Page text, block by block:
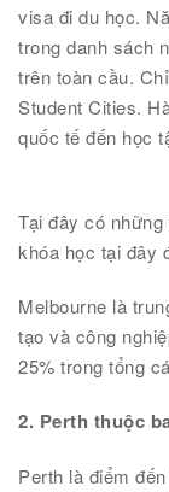
visa đi du học.
trong danh sách
trên toàn cầu.
Student Cities.
quốc tế đến học
Tại đây có
khóa học tại đây
Melbourne là
tạo và công
25% trong tổng
2. Perth thuộc
Perth là điểm